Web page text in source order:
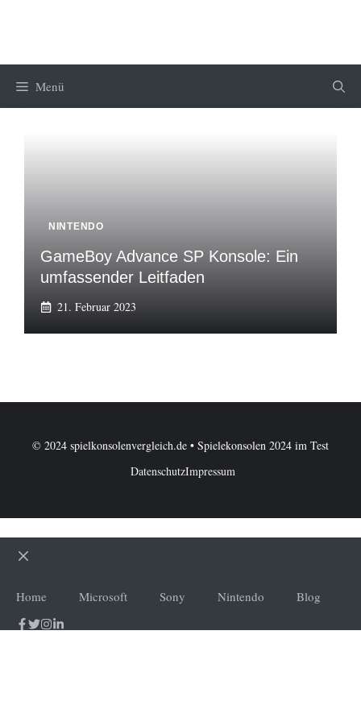
Menü
NINTENDO
GameBoy Advance SP Konsole: Ein
umfassender Leitfaden
21. Februar 2023
© 2024 spielkonsolenvergleich.de • Spielekonsolen 2024 im Test
DatenschutzImpressum
Home Microsoft Sony Nintendo Blog